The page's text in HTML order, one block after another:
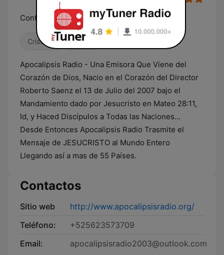
Conforme al Corazon de Dios
Cristiana Gospel
Apocalipsis Radio - Una Emisora Que Viene del
Corazón de Dios, Nacio en el Corazón del Director
Roberto Saenz el 13 de Julio del 2007 bajo el
Mandamiento dado por Jesucristo en Mateo 28:11,
Id, y Haced Discípulos a Todas las Naciones...
Desde Entonces Apocalipsis Radio Trasmite el
Mensaje de JESUCRISTO al Mundo Entero
Llegando así a mas de 55 Países.
Contactos
Sitio web
http://www.apocalipsisradio.org/
Teléfono:
+525623573709
Email:
apocalipsisradio2003@outlook.com